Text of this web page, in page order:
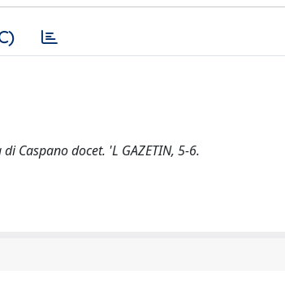
Caspano docet. 'L GAZETIN, 5-6.